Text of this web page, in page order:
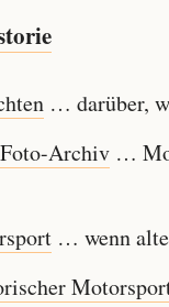
… darüber,
Archiv…
… wenn alte